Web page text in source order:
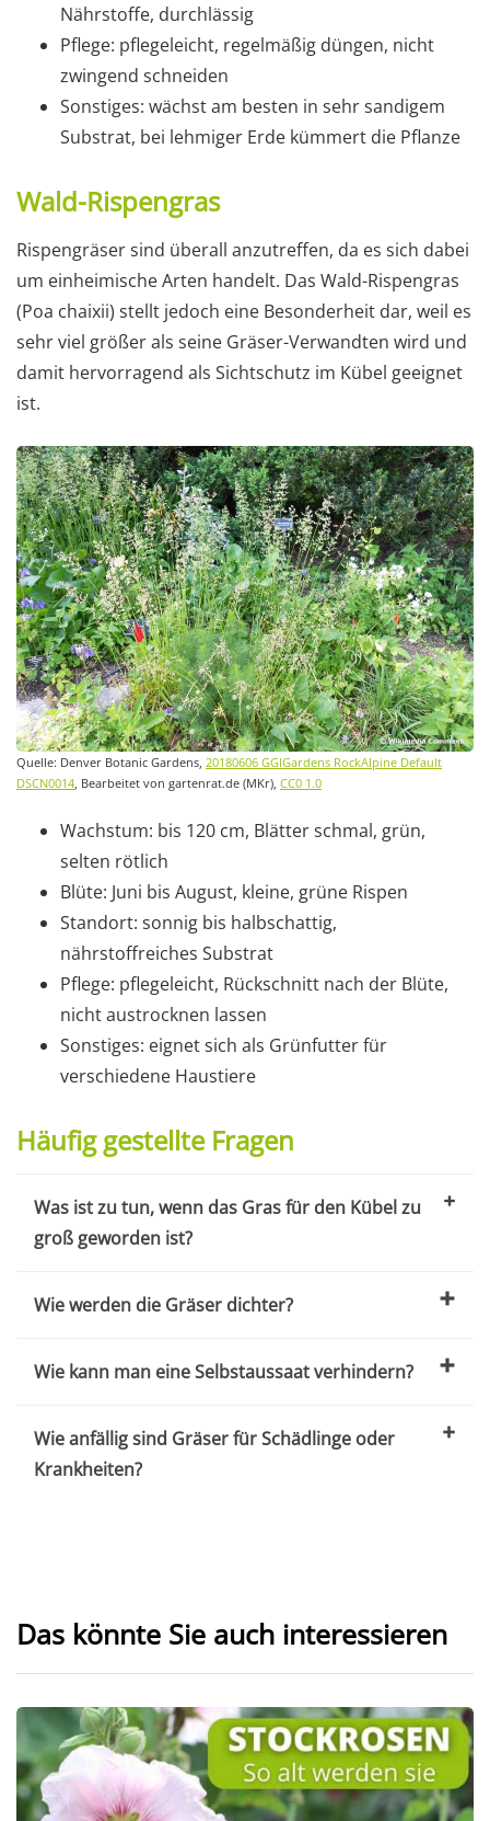
Nährstoffe, durchlässig
Pflege: pflegeleicht, regelmäßig düngen, nicht
zwingend schneiden
Sonstiges: wächst am besten in sehr sandigem
Substrat, bei lehmiger Erde kümmert die Pflanze
Wald-Rispengras
Rispengräser sind überall anzutreffen, da es sich dabei
um einheimische Arten handelt. Das Wald-Rispengras
(Poa chaixii) stellt jedoch eine Besonderheit dar, weil es
sehr viel größer als seine Gräser-Verwandten wird und
damit hervorragend als Sichtschutz im Kübel geeignet
ist.
Quelle: Denver Botanic Gardens, 20180606 GGIGardens RockAlpine Default
DSCN0014 , Bearbeitet von gartenrat.de (MKr), CC0 1.0
Wachstum: bis 120 cm, Blätter schmal, grün,
selten rötlich
Blüte: Juni bis August, kleine, grüne Rispen
Standort: sonnig bis halbschattig,
nährstoffreiches Substrat
Pflege: pflegeleicht, Rückschnitt nach der Blüte,
nicht austrocknen lassen
Sonstiges: eignet sich als Grünfutter für
verschiedene Haustiere
Häufig gestellte Fragen
Was ist zu tun, wenn das Gras für den Kübel zu
groß geworden ist?
Wie werden die Gräser dichter?
Wie kann man eine Selbstaussaat verhindern?
Wie anfällig sind Gräser für Schädlinge oder
Krankheiten?
Das könnte Sie auch interessieren